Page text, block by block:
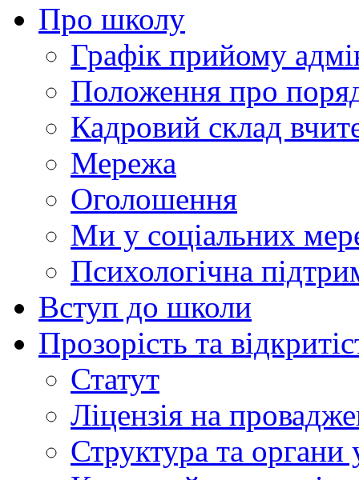
Про школу
Графік прийому
Положення про
Кадровий склад
Мережа
Оголошення
Ми у соціальних
Психологічна
Вступ до школи
Прозорість та
Статут
Ліцензія на
Структура та органи